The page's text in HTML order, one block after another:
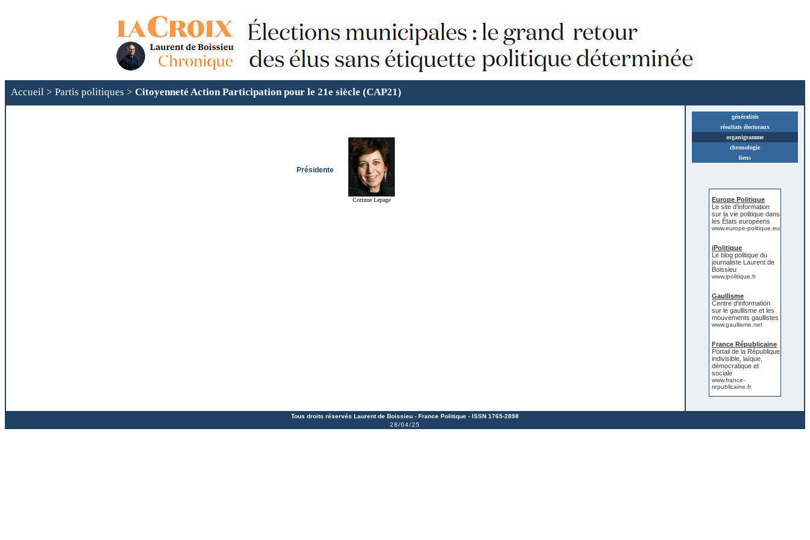
Accueil > Partis politiques > Citoyenneté Action Participation pour le 21e siècle (CAP21)
Présidente
Corinne Lepage
généralités
résultats électoraux
organigramme
chronologie
liens
Europe Politique
Le site d'information
sur la vie politique dans
les États européens
www.europe-politique.eu
iPolitique
Le blog politique du
journaliste Laurent de
Boissieu
www.ipolitique.fr
Gaullisme
Centre d'information
sur le gaullisme et les
mouvements gaullistes
www.gaullisme.net
France Républicaine
Portail de la République
indivisible, laïque,
démocratique et
sociale
www.france-
republicaine.fr
Tous droits réservés Laurent de Boissieu - France Politique - ISSN 1765-2898
28/04/25